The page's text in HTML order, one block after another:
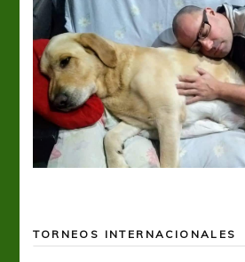
TORNEOS INTERNACIONALES